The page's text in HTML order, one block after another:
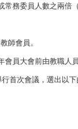
務委員人數之兩
師會員。
員大會前由教職人
首次會議，選出以